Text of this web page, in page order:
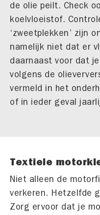
de olie peilt. Check
koelvloeistof.
‘zweetplekken’ zijn
namelijk niet dat er
daarnaast voor dat
volgens de
vermeld in het
of in ieder geval
Textiele
Niet alleen de
verkeren. Hetzelfde
Zorg ervoor dat je